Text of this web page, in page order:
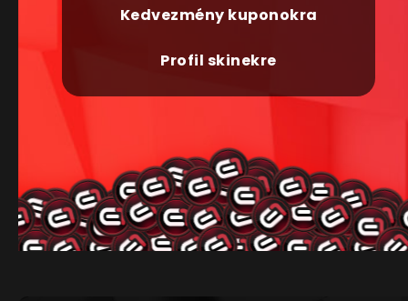
Kedvezmény kuponokra
Profil skinekre